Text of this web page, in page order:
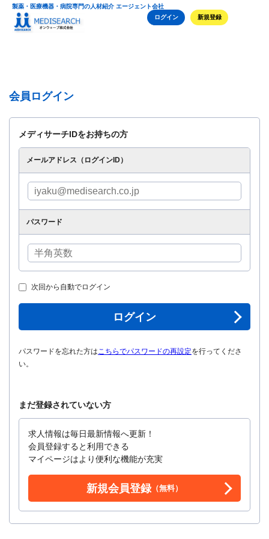
製薬・医療機器・病院専門の人材紹介 エージェント会社
ログイン
新規登録
会員ログイン
メディサーチIDをお持ちの方
メールアドレス（ログインID）
パスワード
次回から自動でログイン
ログイン
パスワードを忘れた方はこちらでパスワードの再設定を行ってくださ
い。
まだ登録されていない方
求人情報は毎日最新情報へ更新！
会員登録すると利用できる
マイページはより便利な機能が充実
新規会員登録（無料）